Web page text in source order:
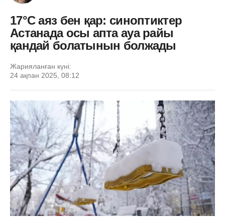
17°C аяз бен қар: синоптиктер
Астанада осы апта ауа райы
қандай болатынын болжады
Жарияланған күні:
24 ақпан 2025, 08:12